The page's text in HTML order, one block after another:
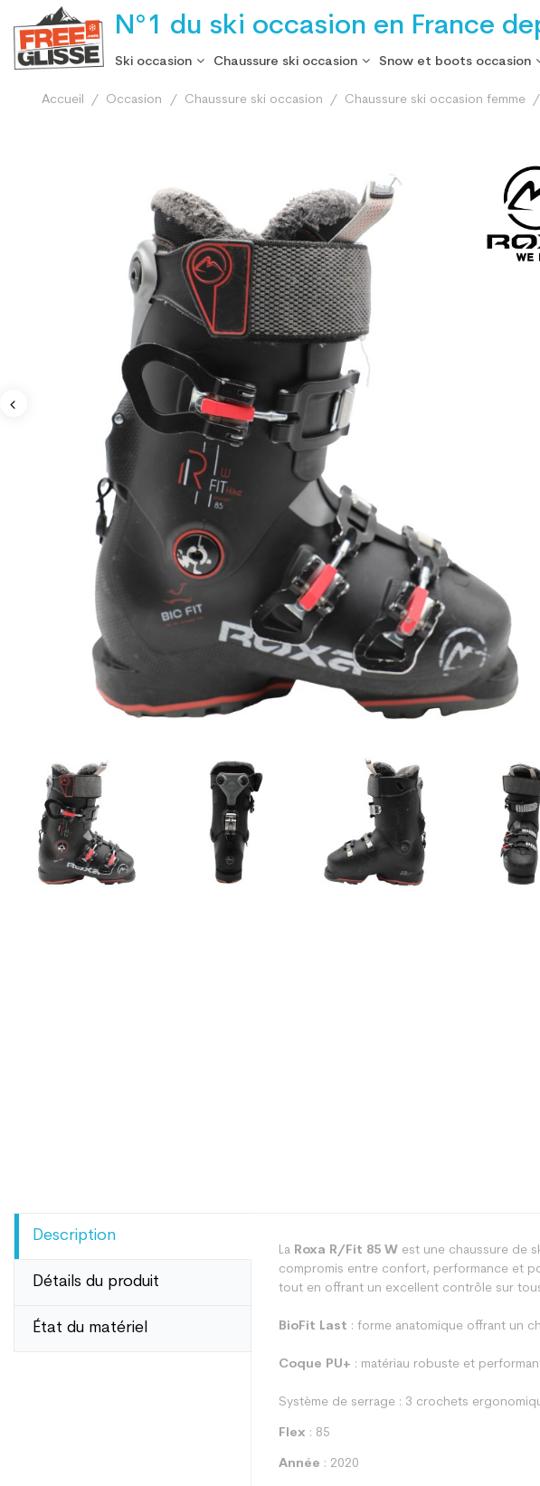
N°1 du ski occasion en France
Ski occasion Chaussure ski occasion Snow et boots occasion
Accueil Occasion Chaussure ski occasion Chaussure ski occasion femme
Description
Détails du produit
État du matériel
La Roxa R/Fit 85 W est une chaussure de
compromis entre confort, performance et
tout en offrant un excellent contrôle sur
BioFit Last : forme anatomique offrant un
Coque PU+ : matériau robuste et
Système de serrage : 3 crochets
Flex : 85
Année : 2020